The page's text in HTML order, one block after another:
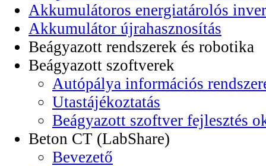
Akkumulátoros energiatárolós
Akkumulátor újrahasznosítás
Beágyazott rendszerek és robotika
Beágyazott szoftverek
Autópálya információs
Utastájékoztatás
Beágyazott szoftver fejlesztés
Beton CT (LabShare)
Bevezető